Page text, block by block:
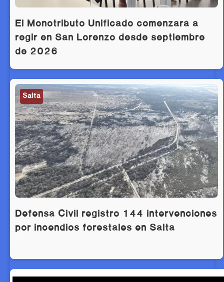
El Monotributo Unificado comenzará a
regir en San Lorenzo desde septiembre
de 2026
Salta
Defensa Civil registró 144 intervenciones
por incendios forestales en Salta